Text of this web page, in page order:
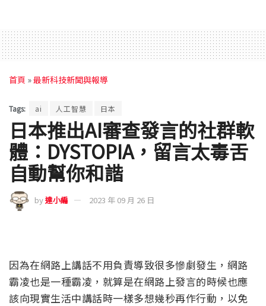
首頁 »最新科技新聞與報導
Tags: ai 人工智慧 日本
日本推出AI審查發言的社群軟
體：DYSTOPIA，留言太毒舌
自動幫你和諧
by達小編 2023 年 09 月 26 日
因為在網路上講話不用負責導致很多慘劇發生，網路
霸凌也是一種霸凌，就算是在網路上發言的時候也應
該向現實生活中講話時一樣多想幾秒再作行動，以免